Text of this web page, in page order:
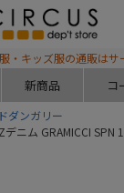
・キッズ服の通販はサ
新商品 コ
ダンガリー
ニム GRAMICCI SPN